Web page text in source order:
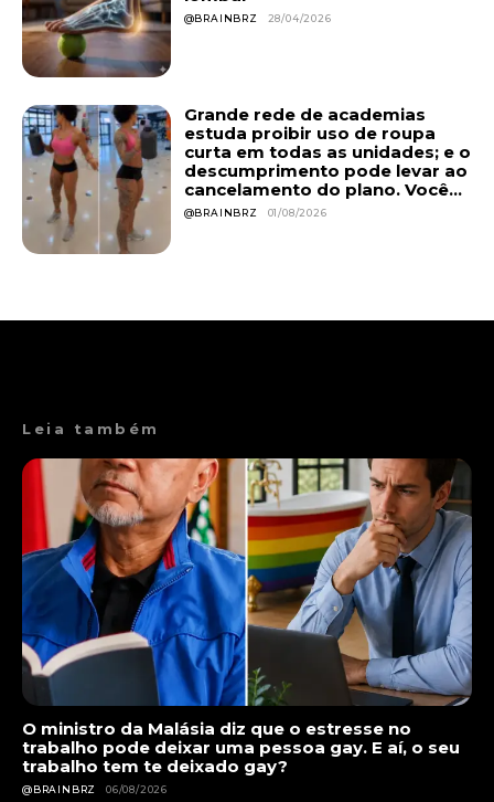
@BRAINBRZ 28/04/2026
Grande rede de academias
estuda proibir uso de roupa
curta em todas as unidades; e o
descumprimento pode levar ao
cancelamento do plano. Você...
@BRAINBRZ 01/08/2026
Leia também
O ministro da Malásia diz que o estresse no
trabalho pode deixar uma pessoa gay. E aí, o seu
trabalho tem te deixado gay?
@BRAINBRZ 06/08/2026